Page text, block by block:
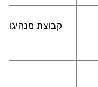
קבוצת